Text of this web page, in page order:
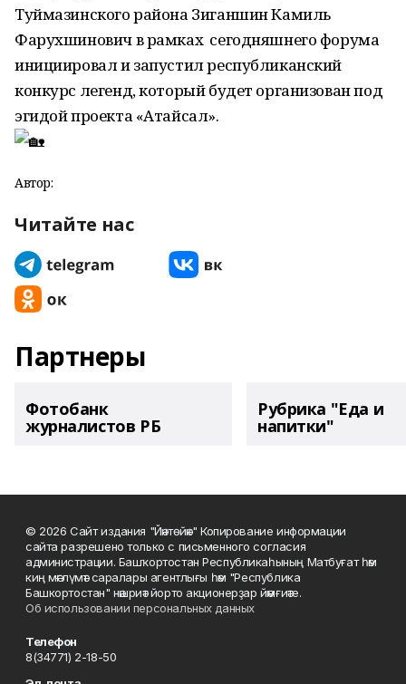
Туймазинского района Зиганшин Камиль
Фарухшинович в рамках сегодняшнего форума
инициировал и запустил республиканский
конкурс легенд, который будет организован под
эгидой проекта «Атайсал».
Автор:
Читайте нас
Партнеры
Фотобанк
журналистов РБ
Рубрика "Еда и
напитки"
© 2026 Сайт издания "Йәнтөйәк" Копирование информации
сайта разрешено только с письменного согласия
администрации. Башҡортостан Республикаһының Матбуғат һәм
киң мәғлүмәт саралары агентлығы һәм "Республика
Башкортостан" нәшриәт йорто акционерҙар йәмғиәте.
Об использовании персональных данных
Телефон
8(34771) 2-18-50